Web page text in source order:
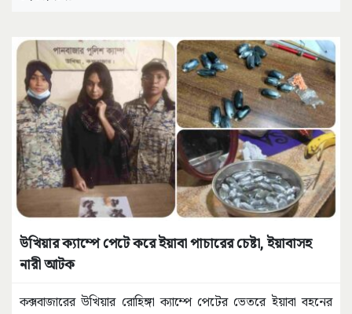
উখিয়ার ক্যাম্পে পেটে করে ইয়াবা পাচারের চেষ্টা, ইয়াবাসহ
নারী আটক
কক্সবাজারের উখিয়ার রোহিঙ্গা ক্যাম্পে পেটের ভেতরে ইয়াবা বহনের